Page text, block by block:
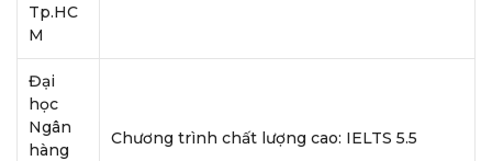
Tp.HC
M
Đại
học
Ngân
hàng
Chương trình chất lượng cao: IELTS 5.5